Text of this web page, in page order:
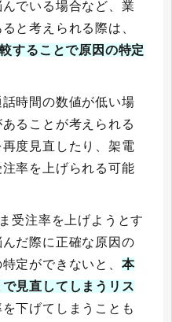
でいる場合など、業
と考えられる際は、
することで原因の特定
時間の数値が低い場
ることが考えられる
度見直したり、架電
率を上げられる可能
受注率を上げようとす
だ際に正確な原因の
定ができないと、 本
見直してしまうリス
下げてしまうことも